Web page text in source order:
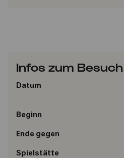
Infos zum Besuch
Datum
Beginn
Ende gegen
Spielstätte